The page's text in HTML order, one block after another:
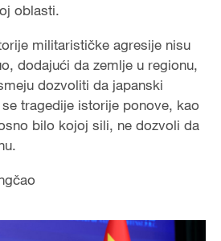
oblasti.
militarističke agresije nisu
dodajući da zemlje u regionu,
dozvoliti da japanski
tragedije istorije ponove, kao
bilo kojoj sili, ne dozvoli da